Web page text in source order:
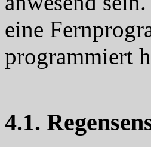
eine
programmiert
4.1.